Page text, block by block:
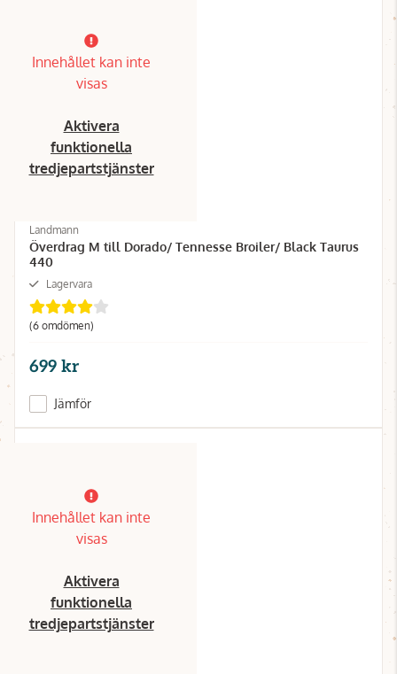
Innehållet kan inte
visas
Aktivera
funktionella
tredjepartstjänster
Landmann
Överdrag M till Dorado/ Tennesse Broiler/ Black Taurus
440
Lagervara
(6 omdömen)
699 kr
Jämför
Innehållet kan inte
visas
Aktivera
funktionella
tredjepartstjänster